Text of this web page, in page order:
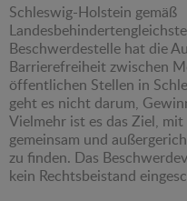
Schleswig-Holstein gemäß
Beschwerdestelle hat die
Barrierefreiheit zwischen
öffentlichen Stellen in
geht es nicht darum,
Vielmehr ist es das Ziel,
gemeinsam und
zu finden. Das
kein Rechtsbeistand